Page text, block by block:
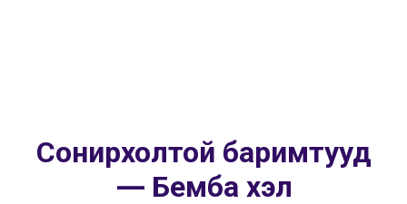
Сонирхолтой баримтууд
— Бемба хэл